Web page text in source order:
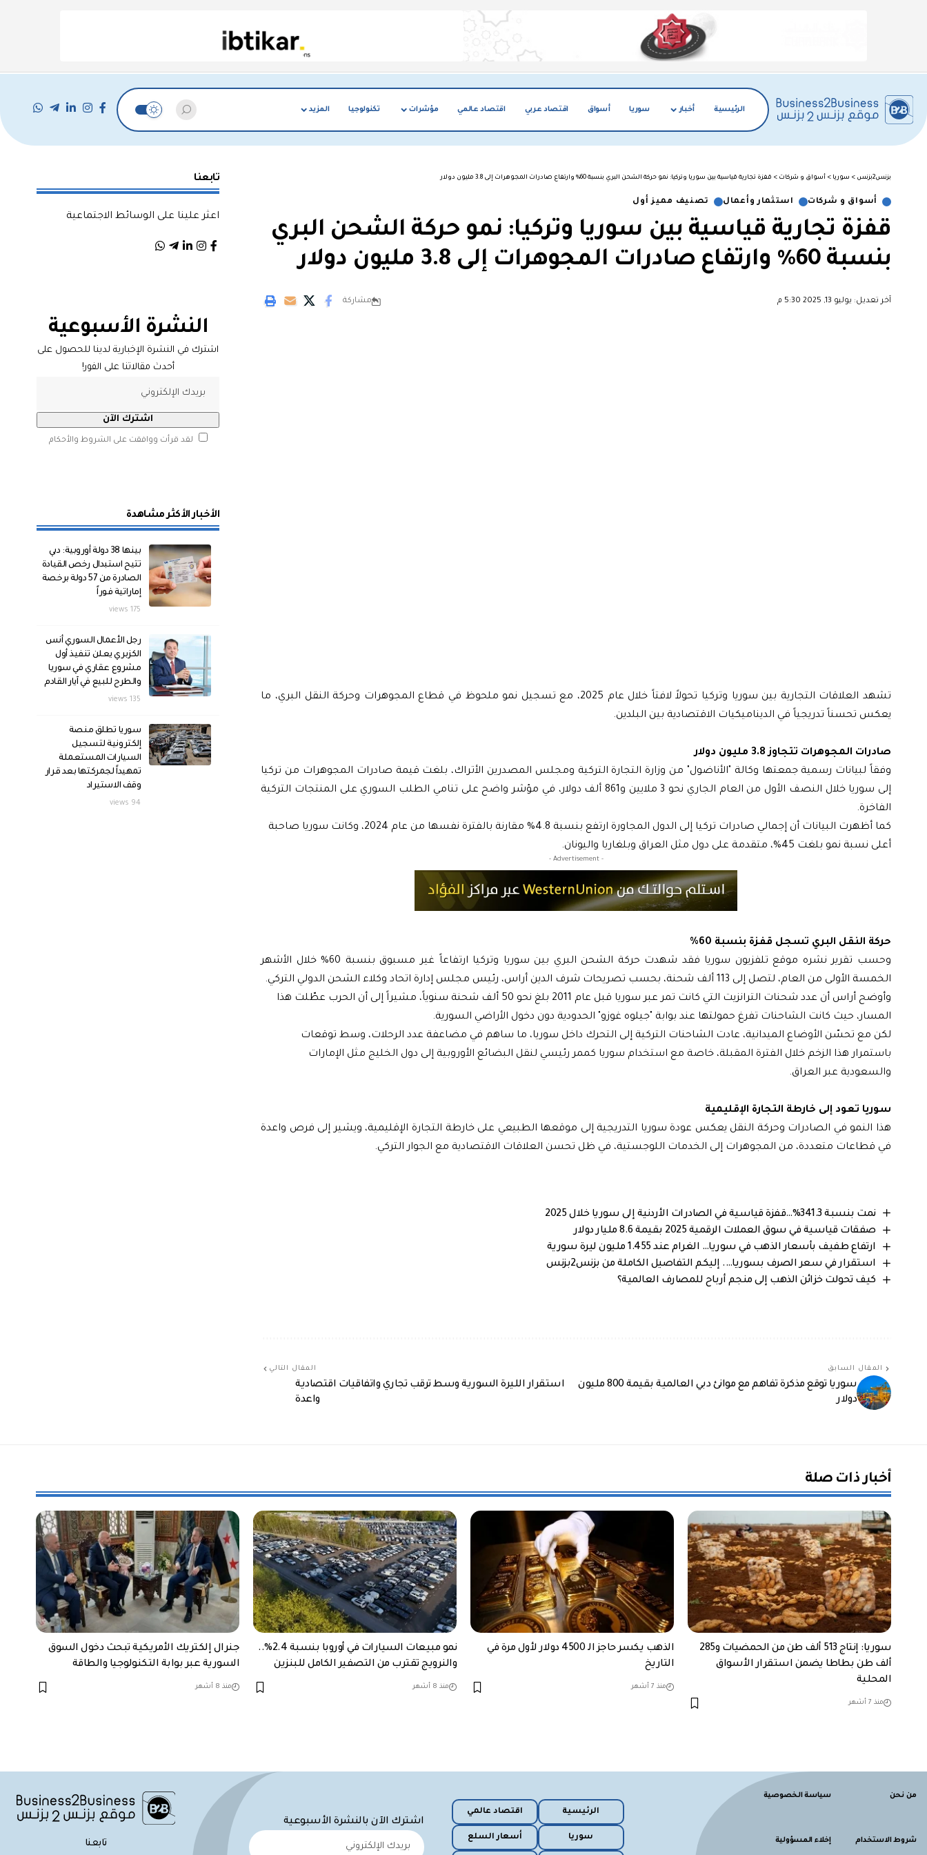
الرئيسية أخبار سوريا أسواق اقتصاد عربي اقتصاد عالمي مؤشرات تكنولوجيا المزيد
بزنس2بزنس > سوريا > أسواق و شركات > قفزة تجارية قياسية بين سوريا وتركيا: نمو حركة الشحن البري بنسبة 60٪ وارتفاع صادرات المجوهرات إلى 3.8 مليون دولار
أسواق و شركات استثمار وأعمال تصنيف مميز أول
قفزة تجارية قياسية بين سوريا وتركيا: نمو حركة الشحن البري
بنسبة 60٪ وارتفاع صادرات المجوهرات إلى 3.8 مليون دولار
آخر تعديل: يوليو 13, 2025 5:30 م مشاركة
تشهد العلاقات التجارية بين سوريا وتركيا تحولاً لافتاً خلال عام 2025، مع تسجيل نمو ملحوظ في قطاع المجوهرات وحركة النقل البري، ما
يعكس تحسناً تدريجياً في الديناميكيات الاقتصادية بين البلدين.
صادرات المجوهرات تتجاوز 3.8 مليون دولار
وفقاً لبيانات رسمية جمعتها وكالة "الأناضول" من وزارة التجارة التركية ومجلس المصدرين الأتراك، بلغت قيمة صادرات المجوهرات من تركيا
إلى سوريا خلال النصف الأول من العام الجاري نحو 3 ملايين و861 ألف دولار، في مؤشر واضح على تنامي الطلب السوري على المنتجات التركية
الفاخرة.
كما أظهرت البيانات أن إجمالي صادرات تركيا إلى الدول المجاورة ارتفع بنسبة 4.8% مقارنة بالفترة نفسها من عام 2024، وكانت سوريا صاحبة
أعلى نسبة نمو بلغت 45%، متقدمة على دول مثل العراق وبلغاريا واليونان.
- Advertisement -
حركة النقل البري تسجل قفزة بنسبة 60%
وحسب تقرير نشره موقع تلفزيون سوريا فقد شهدت حركة الشحن البري بين سوريا وتركيا ارتفاعاً غير مسبوق بنسبة 60% خلال الأشهر
الخمسة الأولى من العام، لتصل إلى 113 ألف شحنة، بحسب تصريحات شرف الدين أراس، رئيس مجلس إدارة اتحاد وكلاء الشحن الدولي التركي.
وأوضح أراس أن عدد شحنات الترانزيت التي كانت تمر عبر سوريا قبل عام 2011 بلغ نحو 50 ألف شحنة سنوياً، مشيراً إلى أن الحرب عطّلت هذا
المسار، حيث كانت الشاحنات تفرغ حمولتها عند بوابة "جيلوه غوزو" الحدودية دون دخول الأراضي السورية.
لكن مع تحسّن الأوضاع الميدانية، عادت الشاحنات التركية إلى التحرك داخل سوريا، ما ساهم في مضاعفة عدد الرحلات، وسط توقعات
باستمرار هذا الزخم خلال الفترة المقبلة، خاصة مع استخدام سوريا كممر رئيسي لنقل البضائع الأوروبية إلى دول الخليج مثل الإمارات
والسعودية عبر العراق.
سوريا تعود إلى خارطة التجارة الإقليمية
هذا النمو في الصادرات وحركة النقل يعكس عودة سوريا التدريجية إلى موقعها الطبيعي على خارطة التجارة الإقليمية، ويشير إلى فرص واعدة
في قطاعات متعددة، من المجوهرات إلى الخدمات اللوجستية، في ظل تحسن العلاقات الاقتصادية مع الجوار التركي.
نمت بنسبة 341.3%…قفزة قياسية في الصادرات الأردنية إلى سوريا خلال 2025
صفقات قياسية في سوق العملات الرقمية 2025 بقيمة 8.6 مليار دولار
ارتفاع طفيف بأسعار الذهب في سوريا… الغرام عند 1.455 مليون ليرة سورية
استقرار في سعر الصرف بسوريا…. إليكم التفاصيل الكاملة من بزنس2بزنس
كيف تحولت خزائن الذهب إلى منجم أرباح للمصارف العالمية؟
المقال السابق
سوريا توقع مذكرة تفاهم مع موانئ دبي العالمية بقيمة 800 مليون
دولار
المقال التالي
استقرار الليرة السورية وسط ترقب تجاري واتفاقيات اقتصادية
واعدة
تابعنا
اعثر علينا على الوسائط الاجتماعية
النشرة الأسبوعية
اشترك في النشرة الإخبارية لدينا للحصول على
أحدث مقالاتنا على الفور!
لقد قرأت ووافقت على الشروط والأحكام
الأخبار الأكثر مشاهدة
بينها 38 دولة أوروبية: دبي
تتيح استبدال رخص القيادة
الصادرة من 57 دولة برخصة
إماراتية فوراً
175 views
رجل الأعمال السوري أنس
الكزبري يعلن تنفيذ أول
مشروع عقاري في سوريا
والطرح للبيع في آيار القادم
135 views
سوريا تطلق منصة
إلكترونية لتسجيل
السيارات المستعملة
تمهيداً لجمركتها بعد قرار
وقف الاستيراد
94 views
أخبار ذات صلة
سوريا: إنتاج 513 ألف طن من الحمضيات و285
ألف طن بطاطا يضمن استقرار الأسواق
المحلية
منذ 7 أشهر
الذهب يكسر حاجز الـ 4500 دولار لأول مرة في
التاريخ
منذ 7 أشهر
نمو مبيعات السيارات في أوروبا بنسبة 2.4%..
والنرويج تقترب من التصفير الكامل للبنزين
منذ 8 أشهر
جنرال إلكتريك الأمريكية تبحث دخول السوق
السورية عبر بوابة التكنولوجيا والطاقة
منذ 8 أشهر
من نحن سياسة الخصوصية
شروط الاستخدام إخلاء المسؤولية
الرئيسية اقتصاد عالمي
سوريا أسعار السلع
اشترك الآن بالنشرة الأسبوعية
تابعنا